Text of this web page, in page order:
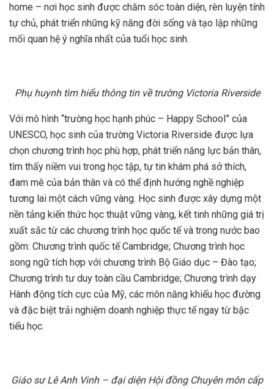
home – nơi học sinh được chăm sóc toàn diện, rèn luyện tính
tự chủ, phát triển những kỹ năng đời sống và tạo lập những
mối quan hệ ý nghĩa nhất của tuổi học sinh.
Phụ huynh tìm hiểu thông tin về trường Victoria Riverside
Với mô hình “trường học hạnh phúc – Happy School” của
UNESCO, học sinh của trường Victoria Riverside được lựa
chọn chương trình học phù hợp, phát triển năng lực bản thân,
tìm thấy niềm vui trong học tập, tự tin khám phá sở thích,
đam mê của bản thân và có thể định hướng nghề nghiệp
tương lai một cách vững vàng. Học sinh được xây dựng một
nền tảng kiến thức học thuật vững vàng, kết tinh những giá trị
xuất sắc từ các chương trình học quốc tế và trong nước bao
gồm: Chương trình quốc tế Cambridge; Chương trình học
song ngữ tích hợp với chương trình Bộ Giáo dục – Đào tạo;
Chương trình tư duy toàn cầu Cambridge; Chương trình dạy
Hành động tích cực của Mỹ, các môn năng khiếu học đường
và đặc biệt trải nghiệm doanh nghiệp thực tế ngay từ bậc
tiểu học.
Giáo sư Lê Anh Vinh – đại diện Hội đồng Chuyên môn cấp